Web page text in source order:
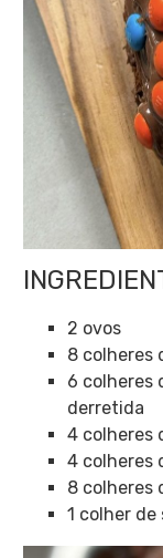
2 ovos
8 colheres
6 colheres
derretida
4 colheres
4 colheres
8 colheres
1 colher